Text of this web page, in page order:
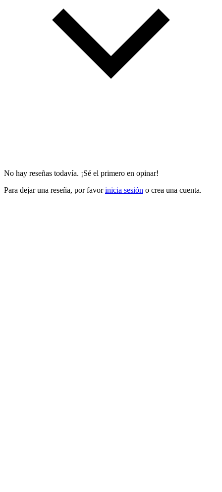
No hay reseñas todavía. ¡Sé el primero en opinar!
Para dejar una reseña, por favorinicia sesión o crea una cuenta.